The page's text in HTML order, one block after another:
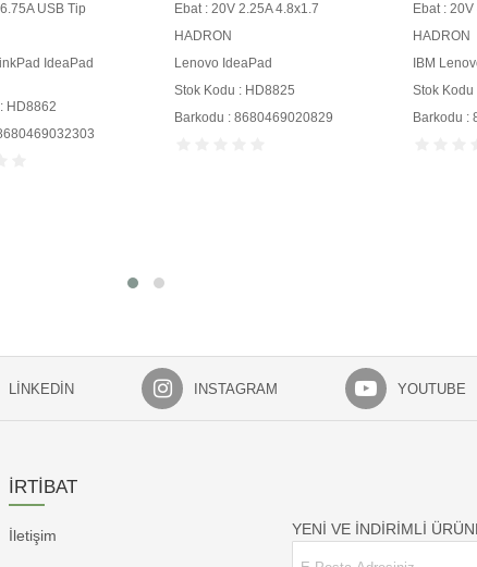
USB Tip
IdeaPad
HD8862
Ebat : 20V 2.25A 4.8x1.7
HADRON
Lenovo IdeaPad
Stok Kodu : HD8825
Barkodu : 8680469020829
Ebat :
HADRON
IBM
Stok Kodu
Barkodu :
LINKEDIN INSTAGRAM YOUTUBE
İRTİBAT
İletişim YENİ VE İNDİRİMLİ